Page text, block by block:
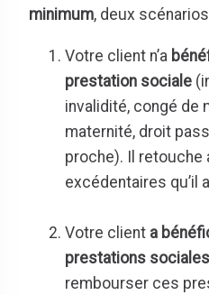
minimum, deux
Votre client n’a
prestation sociale
invalidité, congé de
maternité, droit
proche). Il
excédentaires qu’il
Votre client a
prestations sociales
rembourser ces